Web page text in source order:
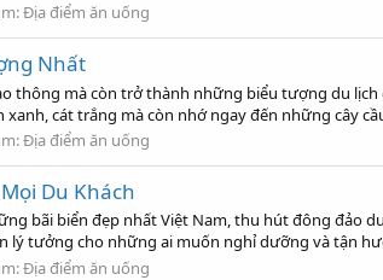
Địa điểm ăn uống
Nhất
thông mà còn trở thành những biểu tượng du
cát trắng mà còn nhớ ngay đến những cây
Địa điểm ăn uống
Du Khách
bãi biển đẹp nhất Việt Nam, thu hút đông đảo
tưởng cho những ai muốn nghỉ dưỡng và tận
Địa điểm ăn uống